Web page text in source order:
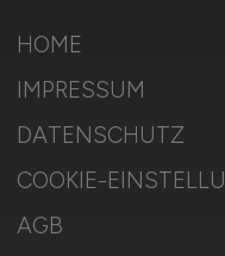
HOME
IMPRESSUM
DATENSCHUTZ
COOKIE-
AGB